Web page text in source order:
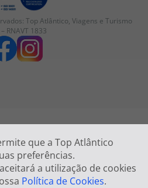
que a Top Atlântico
preferências.
a utilização de cookies
Política de Cookies.
Top Atlântico, Viagens e Turismo
– RNAVT 1833